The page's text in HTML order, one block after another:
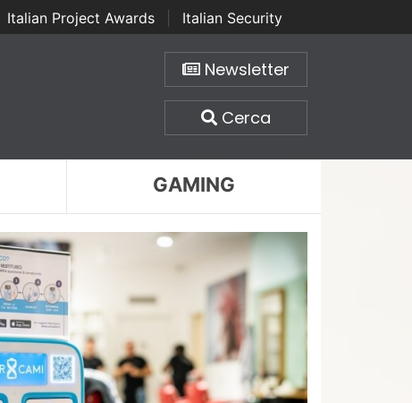
Italian Project Awards
Italian Security
Newsletter
Cerca
GAMING